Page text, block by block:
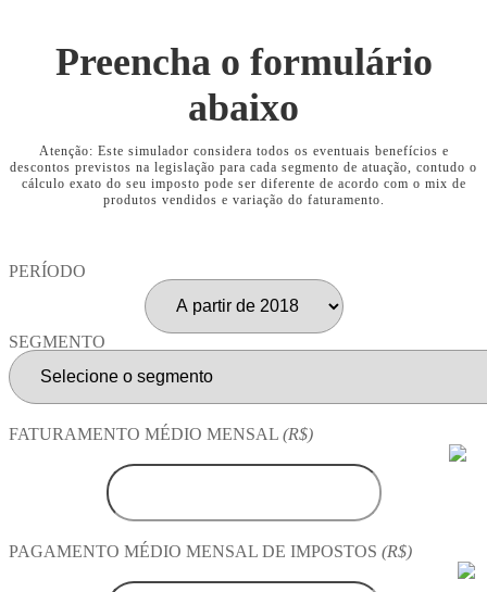
Preencha o formulário
abaixo
Atenção: Este simulador considera todos os eventuais benefícios e
descontos previstos na legislação para cada segmento de atuação, contudo o
cálculo exato do seu imposto pode ser diferente de acordo com o mix de
produtos vendidos e variação do faturamento.
PERÍODO
SEGMENTO
FATURAMENTO MÉDIO MENSAL (R$)
PAGAMENTO MÉDIO MENSAL DE IMPOSTOS (R$)